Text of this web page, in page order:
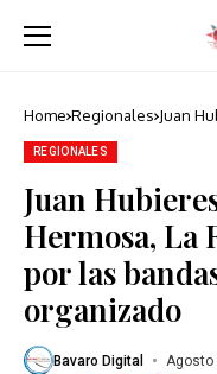
Home Regionales Juan
REGIONALES
Juan
Hermosa, La
por las
organizado
Bavaro Digital Agosto